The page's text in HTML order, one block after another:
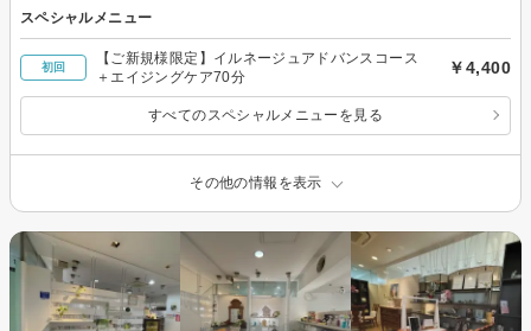
スペシャルメニュー
初回
【ご新規様限定】イルネージュアドバンスコース
＋エイジングケア70分
￥4,400
すべてのスペシャルメニューを見る
その他の情報を表示